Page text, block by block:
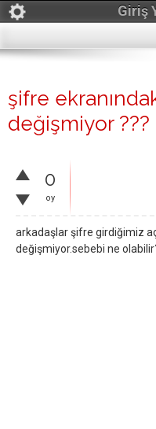
Giriş
şifre
değişmiyor ???
0
oy
arkadaşlar şifre girdiğimiz
değişmiyor.sebebi ne